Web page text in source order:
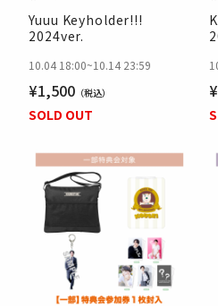
SOLD OUT
Yuuu Keyholder!!!
2024ver.
10.04 18:00~10.14 23:59
¥1,500